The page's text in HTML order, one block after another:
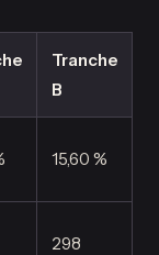
Tranche
B
15,60 %
298